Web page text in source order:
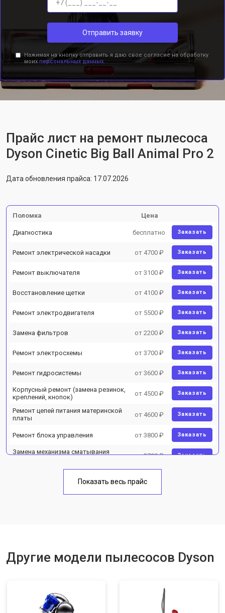
Отправить заявку
Нажимая на кнопку отправить я даю свое согласие на обработку
моих персональных данных.
Прайс лист на ремонт пылесоса
Dyson Cinetic Big Ball Animal Pro 2
Дата обновления прайса: 17.07.2026
Поломка Цена
Диагностика бесплатно Заказать
Ремонт электрической насадки от 4700 ₽ Заказать
Ремонт выключателя от 3100 ₽ Заказать
Восстановление щетки от 4100 ₽ Заказать
Ремонт электродвигателя от 5500 ₽ Заказать
Замена фильтров от 2200 ₽ Заказать
Ремонт электросхемы от 3700 ₽ Заказать
Ремонт гидросистемы от 3600 ₽ Заказать
Корпусный ремонт (замена резинок,
креплений, кнопок)
от 4500 ₽ Заказать
Ремонт цепей питания материнской
платы
от 4600 ₽ Заказать
Ремонт блока управления от 3800 ₽ Заказать
Замена механизма сматывания
от 2700 ₽ Заказать
Показать весь прайс
Другие модели пылесосов Dyson